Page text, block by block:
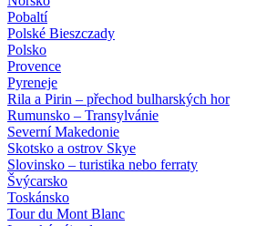
Pobaltí
Polské Bieszczady
Polsko
Provence
Pyreneje
Rila a Pirin – přechod bulharských hor
Rumunsko – Transylvánie
Severní Makedonie
Skotsko a ostrov Skye
Slovinsko – turistika nebo ferraty
Švýcarsko
Toskánsko
Tour du Mont Blanc